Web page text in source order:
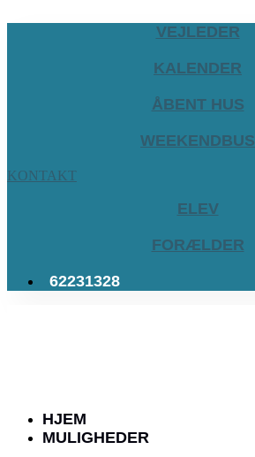
VEJLEDER
KALENDER
ÅBENT HUS
WEEKENDBUS
KONTAKT
ELEV
FORÆLDER
62231328
HJEM
MULIGHEDER